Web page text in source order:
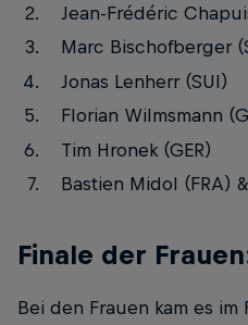
Jean-Frédéric
Marc Bischofberger
Jonas Lenherr (SUI)
Florian Wilmsmann
Tim Hronek (GER)
Bastien Midol (FRA)
Finale der
Bei den Frauen kam es